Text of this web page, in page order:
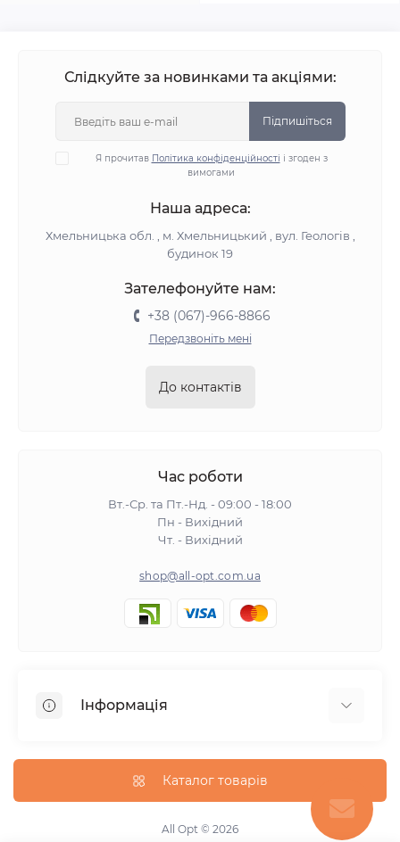
Слідкуйте за новинками та акціями:
Підпишіться
Я прочитав Політика конфіденційності і згоден з
вимогами
Наша адреса:
Хмельницька обл. , м. Хмельницький , вул. Геологів ,
будинок 19
Зателефонуйте нам:
+38 (067)-966-8866
Передзвоніть мені
До контактів
Час роботи
Вт.-Ср. та Пт.-Нд. - 09:00 - 18:00
Пн - Вихідний
Чт. - Вихідний
shop@all-opt.com.ua
Інформація
Оплата та доставка
Повернення та обмін
Політика конфіденційності
Каталог товарів
All Opt © 2026